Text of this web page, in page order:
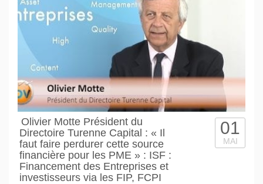
Olivier Motte Président du
Directoire Turenne Capital : « Il
faut faire perdurer cette source
financière pour les PME » : ISF :
Financement des Entreprises et
investisseurs via les FIP, FCPI
01
MAI